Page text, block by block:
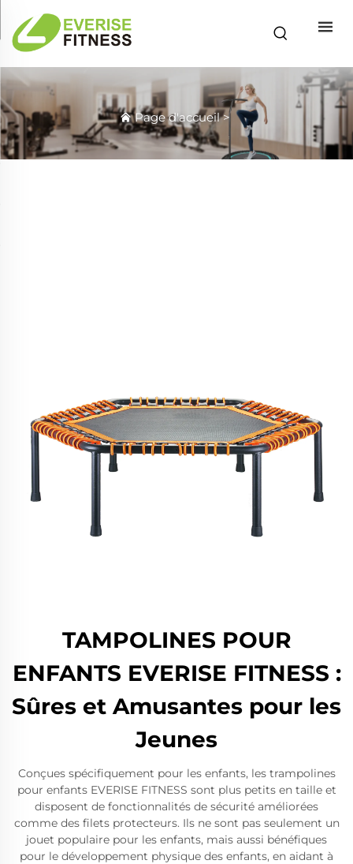
Page d'accueil>
TAMPOLINES POUR
ENFANTS EVERISE FITNESS :
Sûres et Amusantes pour les
Jeunes
Conçues spécifiquement pour les enfants, les trampolines
pour enfants EVERISE FITNESS sont plus petits en taille et
disposent de fonctionnalités de sécurité améliorées
comme des filets protecteurs. Ils ne sont pas seulement un
jouet populaire pour les enfants, mais aussi bénéfiques
pour le développement physique des enfants, en aidant à